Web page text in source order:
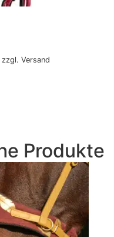
zzgl. Versand
Produkte